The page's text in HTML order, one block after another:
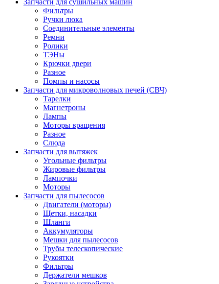
Фильтры
Ручки люка
Соединительные элементы
Ремни
Ролики
ТЭНы
Крючки двери
Разное
Помпы и насосы
Запчасти для микроволновых печей (СВЧ)
Тарелки
Магнетроны
Лампы
Моторы вращения
Разное
Слюда
Запчасти для вытяжек
Угольные фильтры
Жировые фильтры
Лампочки
Моторы
Запчасти для пылесосов
Двигатели (моторы)
Щетки, насадки
Шланги
Аккумуляторы
Мешки для пылесосов
Трубы телескопические
Рукоятки
Фильтры
Держатели мешков